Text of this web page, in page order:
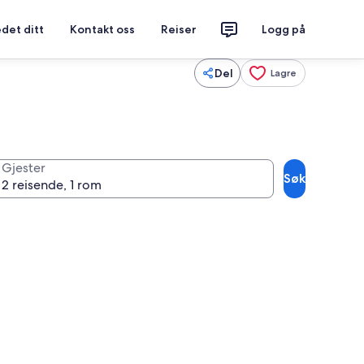
ditt Kontakt oss Reiser Logg på
Del Lagre
Gjester
Søk